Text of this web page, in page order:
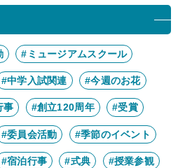
1月
3月
3月
1月
#ミュージアムスクール
#中学入試関連 #今週のお花
事 #創立120周年 #受賞
#委員会活動 #季節のイベント
#宿泊行事 #式典 #授業参観